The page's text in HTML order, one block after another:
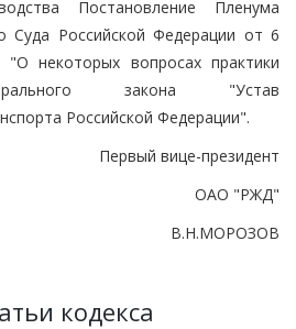
Постановление Пленума
Суда Российской Федерации от 6
некоторых вопросах практики
закона "Устав
Российской Федерации".
Первый вице-президент
ОАО "РЖД"
В.Н.МОРОЗОВ
кодекса